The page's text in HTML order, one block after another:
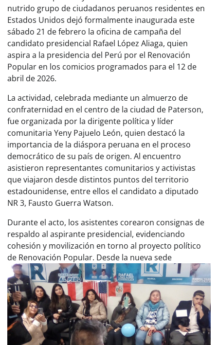
nutrido grupo de ciudadanos peruanos residentes en
Estados Unidos dejó formalmente inaugurada este
sábado 21 de febrero la oficina de campaña del
candidato presidencial Rafael López Aliaga, quien
aspira a la presidencia del Perú por el Renovación
Popular en los comicios programados para el 12 de
abril de 2026.
La actividad, celebrada mediante un almuerzo de
confraternidad en el centro de la ciudad de Paterson,
fue organizada por la dirigente política y líder
comunitaria Yeny Pajuelo León, quien destacó la
importancia de la diáspora peruana en el proceso
democrático de su país de origen. Al encuentro
asistieron representantes comunitarios y activistas
que viajaron desde distintos puntos del territorio
estadounidense, entre ellos el candidato a diputado
NR 3, Fausto Guerra Watson.
Durante el acto, los asistentes corearon consignas de
respaldo al aspirante presidencial, evidenciando
cohesión y movilización en torno al proyecto político
de Renovación Popular. Desde la nueva sede